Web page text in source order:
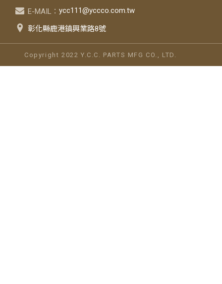
E-MAIL：ycc111@yccco.com.tw
彰化縣鹿港鎮興業路8號
Copyright 2022 Y.C.C. PARTS MFG CO., LTD.